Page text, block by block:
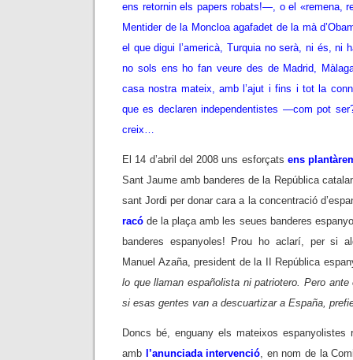
ens retornin els papers robats!—, o el «remena,
Mentider de la Moncloa agafadet de la mà
el que digui l’americà, Turquia no serà, ni és, ni
no sols ens ho fan veure des de Madrid,
casa nostra mateix, amb l’ajut i fins i tot la
que es declaren independentistes —com pot
creix…
El 14 d’abril del 2008 uns esforçats ens
Sant Jaume amb banderes de la República
sant Jordi per donar cara a la concentració
racó de la plaça amb les seues banderes
banderes espanyoles! Prou ho aclarí, per si
Manuel Azaña, president de la II República
lo que llaman españolista ni patriotero. Pero
si esas gentes van a descuartizar a España,
Doncs bé, enguany els mateixos espanyolistes
amb l’anunciada intervenció, en nom de la